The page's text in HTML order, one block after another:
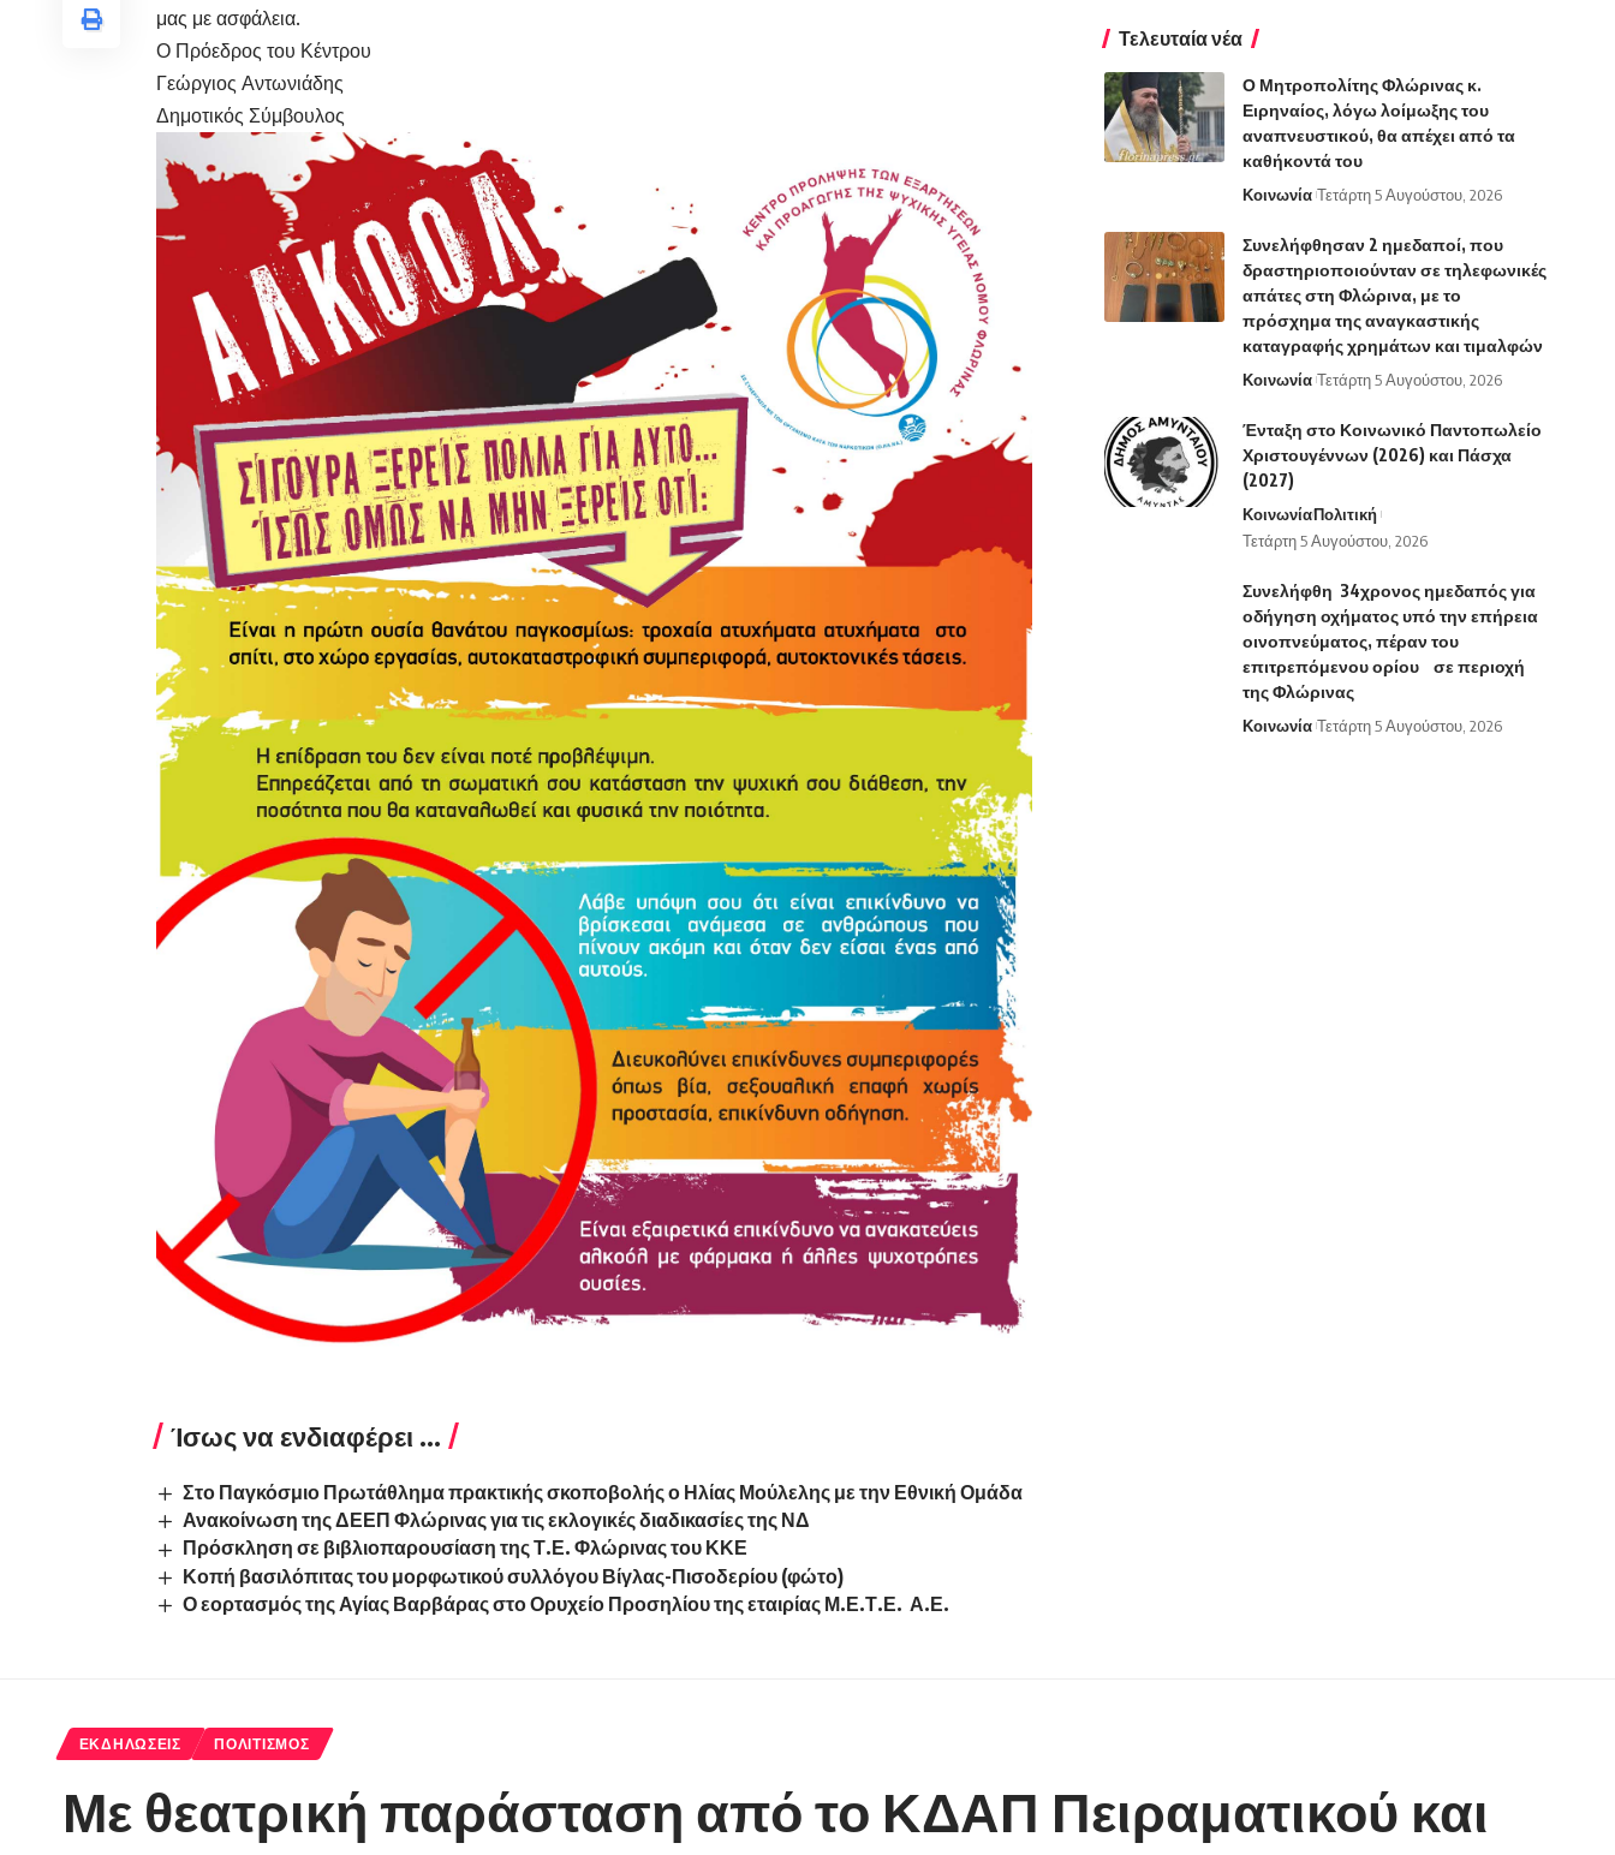
μας με ασφάλεια.
Ο Πρόεδρος του Κέντρου
Γεώργιος Αντωνιάδης
Δημοτικός Σύμβουλος
Ίσως να ενδιαφέρει ...
Στο Παγκόσμιο Πρωτάθλημα πρακτικής σκοποβολής ο Ηλίας Μούλελης με την Εθνική Ομάδα
Ανακοίνωση της ΔΕΕΠ Φλώρινας για τις εκλογικές διαδικασίες της ΝΔ
Πρόσκληση σε βιβλιοπαρουσίαση της Τ.Ε. Φλώρινας του ΚΚΕ
Κοπή βασιλόπιτας του μορφωτικού συλλόγου Βίγλας-Πισοδερίου (φώτο)
Ο εορτασμός της Αγίας Βαρβάρας στο Ορυχείο Προσηλίου της εταιρίας Μ.Ε.Τ.Ε. Α.Ε.
Τελευταία νέα
Ο Μητροπολίτης Φλώρινας κ.
Ειρηναίος, λόγω λοίμωξης του
αναπνευστικού, θα απέχει από τα
καθήκοντά του
Κοινωνία Τετάρτη 5 Αυγούστου, 2026
Συνελήφθησαν 2 ημεδαποί, που
δραστηριοποιούνταν σε τηλεφωνικές
απάτες στη Φλώρινα, με το
πρόσχημα της αναγκαστικής
καταγραφής χρημάτων και τιμαλφών
Κοινωνία Τετάρτη 5 Αυγούστου, 2026
Ένταξη στο Κοινωνικό Παντοπωλείο
Χριστουγέννων (2026) και Πάσχα
(2027)
ΚοινωνίαΠολιτική
Τετάρτη 5 Αυγούστου, 2026
Συνελήφθη 34χρονος ημεδαπός για
οδήγηση οχήματος υπό την επήρεια
οινοπνεύματος, πέραν του
επιτρεπόμενου ορίου σε περιοχή
της Φλώρινας
Κοινωνία Τετάρτη 5 Αυγούστου, 2026
ΕΚΔΗΛΏΣΕΙΣ ΠΟΛΙΤΙΣΜΌΣ
Με θεατρική παράσταση από το ΚΔΑΠ Πειραματικού και